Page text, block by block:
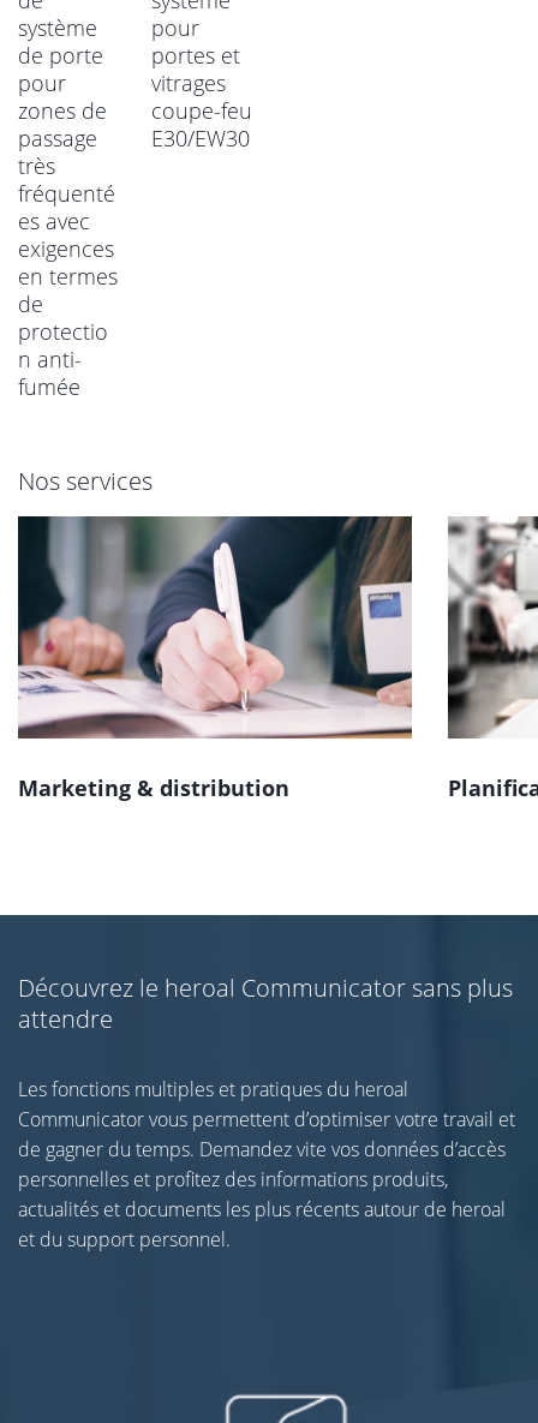
système
de porte
pour
zones de
passage
très
fréquenté
es avec
exigences
en termes
de
protectio
n anti-
fumée
pour
portes et
vitrages
coupe-feu
E30/EW30
Nos services
Marketing & distribution
Découvrez le heroal Communicator sans plus
attendre
Les fonctions multiples et pratiques du heroal
Communicator vous permettent d’optimiser votre travail et
de gagner du temps. Demandez vite vos données d’accès
personnelles et profitez des informations produits,
actualités et documents les plus récents autour de heroal
et du support personnel.